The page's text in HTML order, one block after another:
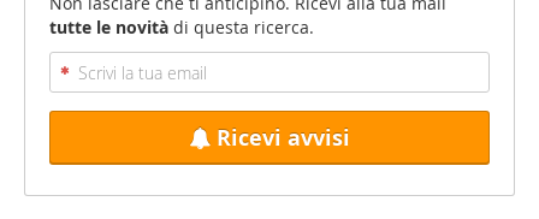
tutte le novità di questa ricerca.
Ricevi avvisi